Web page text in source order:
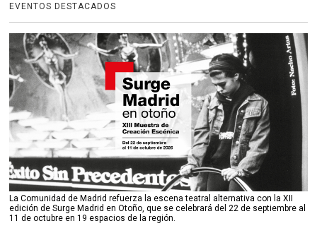
EVENTOS DESTACADOS
La Comunidad de Madrid refuerza la escena teatral alternativa con la XII
edición de Surge Madrid en Otoño, que se celebrará del 22 de septiembre al
11 de octubre en 19 espacios de la región.